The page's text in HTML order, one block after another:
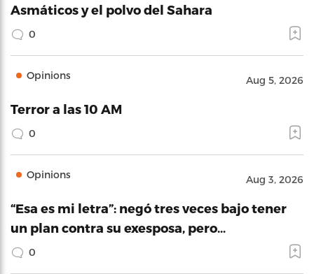
Asmáticos y el polvo del Sahara
0
Opinions Aug 5, 2026
Terror a las 10 AM
0
Opinions Aug 3, 2026
“Esa es mi letra”: negó tres veces bajo tener
un plan contra su exesposa, pero…
0